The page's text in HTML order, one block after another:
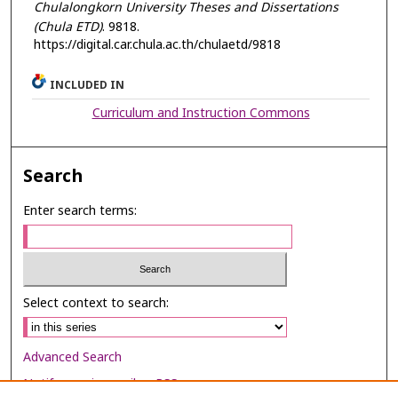
Chulalongkorn University Theses and Dissertations
(Chula ETD). 9818.
https://digital.car.chula.ac.th/chulaetd/9818
INCLUDED IN
Curriculum and Instruction Commons
Search
Enter search terms:
Select context to search:
Advanced Search
Notify me via email orRSS